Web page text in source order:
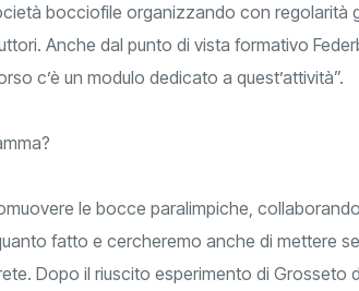
bocciofile organizzando con regolarità
Anche dal punto di vista formativo
c’è un modulo dedicato a quest’attività”.
le bocce paralimpiche,
fatto e cercheremo anche di mettere
Dopo il riuscito esperimento di Grosseto